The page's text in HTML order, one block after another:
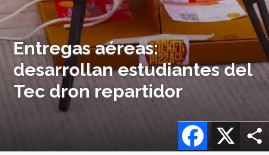
Entregas aéreas:
desarrollan estudiantes del
Tec dron repartidor
X
Facebook